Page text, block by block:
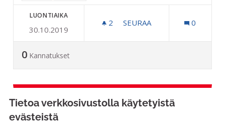
Tietoa verkkosivustolla käytetyistä
evästeistä
LUONTIAIKA
30.10.2019
2 2 SEURAAJAA
SEURAA 0
0 Kannatukset
Erkyläntien säästökohde